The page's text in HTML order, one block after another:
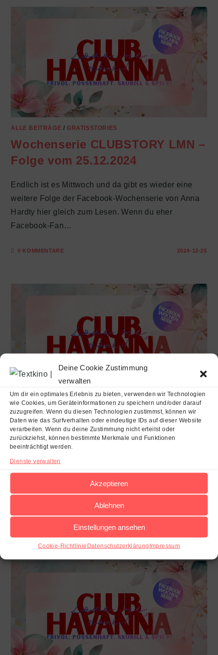
Deine Cookie Zustimmung
verwalten
Um dir ein optimales Erlebnis zu bieten, verwenden wir Technologien
wie Cookies, um Geräteinformationen zu speichern und/oder darauf
zuzugreifen. Wenn du diesen Technologien zustimmst, können wir
Daten wie das Surfverhalten oder eindeutige IDs auf dieser Website
verarbeiten. Wenn du deine Zustimmung nicht erteilst oder
zurückziehst, können bestimmte Merkmale und Funktionen
beeinträchtigt werden.
Dienste verwalten
Akzeptieren
Ablehnen
Einstellungen ansehen
Cookie-Richtlinie Datenschutzerklärung Impressum
ALLE BEITRÄGE /GRATISSTORIES
Wochenserie CLUBSTORY LMN –
Folge vom 25.12.2024
Endlich ist es Mittwoch und da gibt es wieder eine
weitere Folge der Facebook-Wochenserie von Anna
Hardty hier gleich zum Lesen. Wenn du eher
Facebook-Fan…
0 KOMMENTARE 2024-12-25
ALLE BEITRÄGE/GRATISSTORIES
Wochenserie CLUBSTORY LMN –
Folge vom 11.12.2024
Endlich ist es Mittwoch und da gibt es wieder eine
weitere Folge der Facebook-Wochenserie von Anna
Hardty hier gleich zum Lesen. Wenn du eher